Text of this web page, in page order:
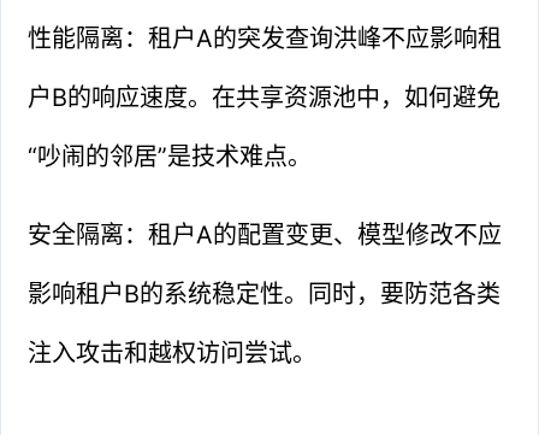
性能隔离：租户A的突发查询洪峰不应影响租
户B的响应速度。在共享资源池中，如何避免
“吵闹的邻居”是技术难点。
安全隔离：租户A的配置变更、模型修改不应
影响租户B的系统稳定性。同时，要防范各类
注入攻击和越权访问尝试。